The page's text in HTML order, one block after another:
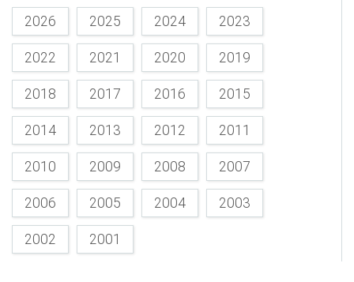
2026 2025 2024 2023
2022 2021 2020 2019
2018 2017 2016 2015
2014 2013 2012 2011
2010 2009 2008 2007
2006 2005 2004 2003
2002 2001